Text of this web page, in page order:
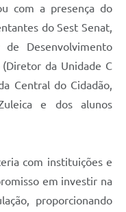
com a presença do
do Sest Senat,
de Desenvolvimento
da Unidade C
Central do Cidadão,
e dos alunos
com instituições e
em investir na
proporcionando